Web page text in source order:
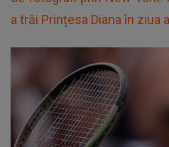
a trăi Prințesa Diana în ziua